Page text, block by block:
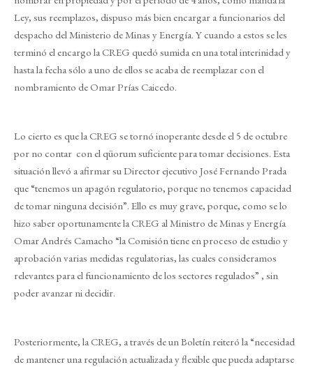
Ley, sus reemplazos, dispuso más bien encargar a funcionarios del
despacho del Ministerio de Minas y Energía. Y cuando a estos se les
terminó el encargo la CREG quedó sumida en una total interinidad y
hasta la fecha sólo a uno de ellos se acaba de reemplazar con el
nombramiento de Omar Prías Caicedo.
Lo cierto es que la CREG se tornó inoperante desde el 5 de octubre
por no contar con el qüorum suficiente para tomar decisiones. Esta
situación llevó a afirmar su Director ejecutivo José Fernando Prada
que “tenemos un apagón regulatorio, porque no tenemos capacidad
de tomar ninguna decisión”. Ello es muy grave, porque, como se lo
hizo saber oportunamente la CREG al Ministro de Minas y Energía
Omar Andrés Camacho “la Comisión tiene en proceso de estudio y
aprobación varias medidas regulatorias, las cuales consideramos
relevantes para el funcionamiento de los sectores regulados” , sin
poder avanzar ni decidir.
Posteriormente, la CREG, a través de un Boletín reiteró la “necesidad
de mantener una regulación actualizada y flexible que pueda adaptarse